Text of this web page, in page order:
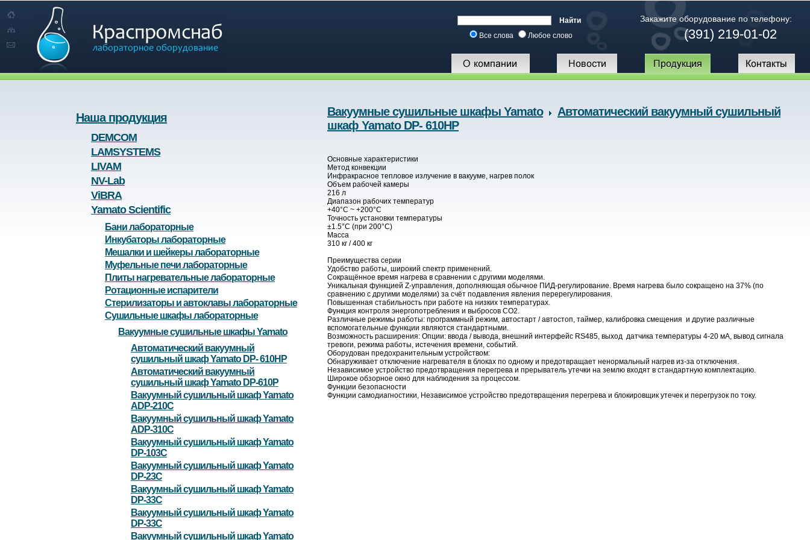
Все слова Любое слово
Закажите оборудование по телефону:
(391) 219-01-02
Наша продукция
DEMCOM
LAMSYSTEMS
LIVAM
NV-Lab
ViBRA
Yamato Scientific
Бани лабораторные
Инкубаторы лабораторные
Мешалки и шейкеры лабораторные
Муфельные печи лабораторные
Плиты нагревательные лабораторные
Ротационные испарители
Стерилизаторы и автоклавы лабораторные
Сушильные шкафы лабораторные
Вакуумные сушильные шкафы Yamato
Автоматический вакуумный
сушильный шкаф Yamato DP- 610HP
Автоматический вакуумный
сушильный шкаф Yamato DP-610P
Вакуумный сушильный шкаф Yamato
ADP-210C
Вакуумный сушильный шкаф Yamato
ADP-310C
Вакуумный сушильный шкаф Yamato
DP-103C
Вакуумный сушильный шкаф Yamato
DP-23С
Вакуумный сушильный шкаф Yamato
DP-33С
Вакуумный сушильный шкаф Yamato
DP-33С
Вакуумный сушильный шкаф Yamato
Вакуумные сушильные шкафы Yamato
Автоматический вакуумный сушильный
шкаф Yamato DP- 610HP
Основные характеристики
Метод конвекции
Инфракрасное тепловое излучение в вакууме, нагрев полок
Объем рабочей камеры
216 л
Диапазон рабочих температур
+40°С ~ +200°С
Точность установки температуры
±1.5°C (при 200°C)
Масса
310 кг / 400 кг
Преимущества серии
Удобство работы, широкий спектр применений.
Сокращённое время нагрева в сравнении с другими моделями.
Уникальная функцией Z-управления, дополняющая обычное ПИД-регулирование. Время нагрева было сокращено на 37% (по
сравнению с другими моделями) за счёт подавления явления перерегулирования.
Повышенная стабильность при работе на низких температурах.
Функция контроля энергопотребления и выбросов CO2.
Различные режимы работы: программный режим, автостарт / автостоп, таймер, калибровка смещения и другие различные
вспомогательные функции являются стандартными.
Возможность расширения: Опции: ввода / вывода, внешний интерфейс RS485, выход датчика температуры 4-20 мА, вывод сигнала
тревоги, режима работы, истечения времени, событий.
Оборудован предохранительным устройством:
Обнаруживает отключение нагревателя в блоках по одному и предотвращает ненормальный нагрев из-за отключения.
Независимое устройство предотвращения перегрева и прерыватель утечки на землю входят в стандартную комплектацию.
Широкое обзорное окно для наблюдения за процессом.
Функции безопасности
Функции самодиагностики, Независимое устройство предотвращения перегрева и блокировщик утечек и перегрузок по току.